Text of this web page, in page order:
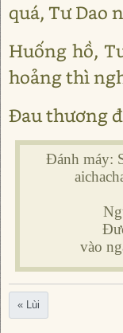
quá, Tư Dao
Huống hồ,
hoảng thì
Đau thương
Đánh máy:
vào
« Lùi